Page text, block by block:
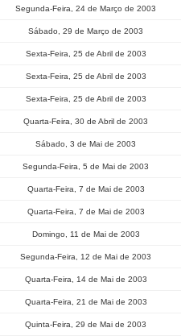
Segunda-Feira, 24 de Março de 2003
Sábado, 29 de Março de 2003
Sexta-Feira, 25 de Abril de 2003
Sexta-Feira, 25 de Abril de 2003
Sexta-Feira, 25 de Abril de 2003
Quarta-Feira, 30 de Abril de 2003
Sábado, 3 de Mai de 2003
Segunda-Feira, 5 de Mai de 2003
Quarta-Feira, 7 de Mai de 2003
Quarta-Feira, 7 de Mai de 2003
Domingo, 11 de Mai de 2003
Segunda-Feira, 12 de Mai de 2003
Quarta-Feira, 14 de Mai de 2003
Quarta-Feira, 21 de Mai de 2003
Quinta-Feira, 29 de Mai de 2003